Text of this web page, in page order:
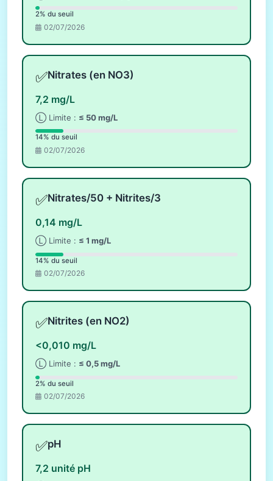
2% du seuil
02/07/2026
✅Nitrates (en NO3)
7,2 mg/L
Ⓛ Limite : ≤ 50 mg/L
14% du seuil
02/07/2026
✅Nitrates/50 + Nitrites/3
0,14 mg/L
Ⓛ Limite : ≤ 1 mg/L
14% du seuil
02/07/2026
✅Nitrites (en NO2)
<0,010 mg/L
Ⓛ Limite : ≤ 0,5 mg/L
2% du seuil
02/07/2026
✅pH
7,2 unité pH